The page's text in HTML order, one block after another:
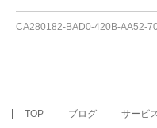
CA280182-BAD0-420B-AA52-
TOP ブログ サービ